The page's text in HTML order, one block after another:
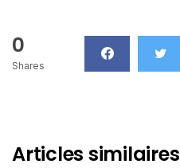
0
Shares
Articles similaires